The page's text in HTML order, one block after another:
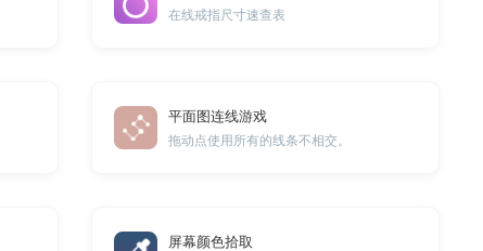
在线戒指尺寸速查表
平面图连线游戏
拖动点使用所有的线条不相交。
屏幕颜色拾取